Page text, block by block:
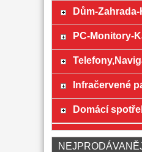
Dům-
PC-Monitory-
Infračervené
Domácí